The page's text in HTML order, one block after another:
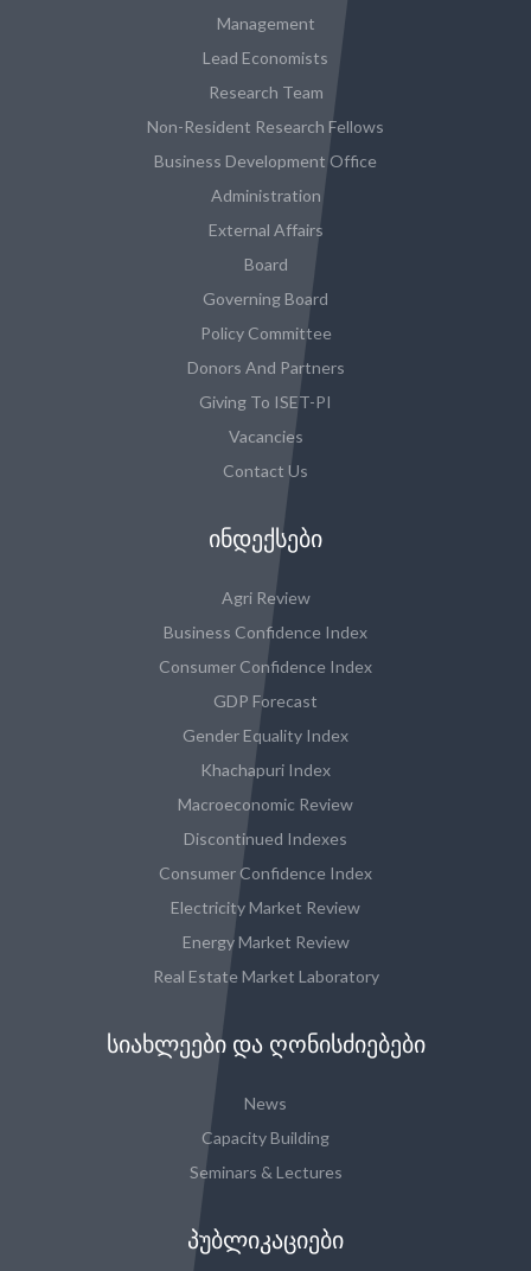
Management
Lead Economists
Research Team
Non-Resident Research Fellows
Business Development Office
Administration
External Affairs
Board
Governing Board
Policy Committee
Donors And Partners
Giving To ISET-PI
Vacancies
Contact Us
ᲘᲜᲓᲔᲥᲡᲔᲑᲘ
Agri Review
Business Confidence Index
Consumer Confidence Index
GDP Forecast
Gender Equality Index
Khachapuri Index
Macroeconomic Review
Discontinued Indexes
Consumer Confidence Index
Electricity Market Review
Energy Market Review
Real Estate Market Laboratory
ᲡᲘᲐᲮᲚᲔᲔᲑᲘ ᲓᲐ ᲦᲝᲜᲘᲡᲫᲘᲔᲑᲔᲑᲘ
News
Capacity Building
Seminars & Lectures
ᲞᲣᲑᲚᲘᲙᲐᲪᲘᲔᲑᲘ